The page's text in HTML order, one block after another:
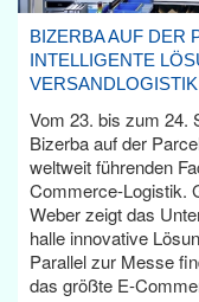
BIZERBA AUF DER
INTELLIGENTE
Vom 23. bis zum 24.
Bizerba auf der
weltweit führenden
Commerce-Logistik.
Weber zeigt das
halle innovative
Parallel zur Messe
das größte E-